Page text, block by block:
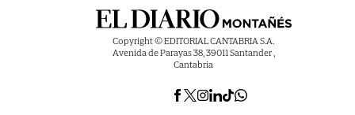
Copyright © EDITORIAL CANTABRIA S.A.
Avenida de Parayas 38, 39011 Santander ,
Cantabria